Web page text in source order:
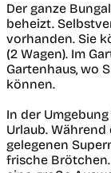
Der ganze
beheizt.
vorhanden. Sie
(2 Wagen). Im
Gartenhaus, wo
können.
In der
Urlaub.
gelegenen
frische